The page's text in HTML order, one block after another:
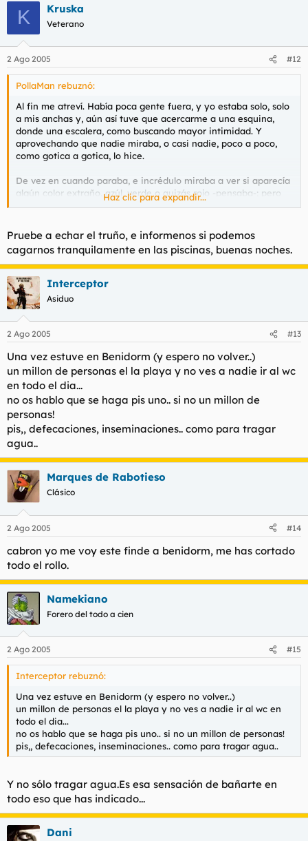
K Kruska
Veterano
2 Ago 2005 #12
PollaMan rebuznó:
Al fin me atreví. Había poca gente fuera, y yo estaba solo, solo
a mis anchas y, aún así tuve que acercarme a una esquina,
donde una escalera, como buscando mayor intimidad. Y
aprovechando que nadie miraba, o casi nadie, poco a poco,
como gotica a gotica, lo hice.
De vez en cuando paraba, e incrédulo miraba a ver si aparecía
algún color extraño, azúl, verde o quizás rojo -pensaba-; pero
no, no salía nada más que lo que tenía que salir.
Sí, al final me he atrevido a mear en una piscina de esas de
club. Y he podido ratificar lo que pensaba, que no sale ningún
líquido azúl ni de ningún otro color que identifique al
minjitador/a. Que son todo leyendas que funcionan mejor que
ninguna otra norma; cohibiendo la sana libertad de mearte en
la piscina, y más al precio que sale.
Y es que yo donde pago, cago.
Haz clic para expandir...
Pruebe a echar el truño, e informenos si podemos
cagarnos tranquilamente en las piscinas, buenas noches.
Interceptor
Asiduo
2 Ago 2005 #13
Una vez estuve en Benidorm (y espero no volver..)
un millon de personas el la playa y no ves a nadie ir al wc
en todo el dia...
no os hablo que se haga pis uno.. si no un millon de
personas!
pis,, defecaciones, inseminaciones.. como para tragar
agua..
Marques de Rabotieso
Clásico
2 Ago 2005 #14
cabron yo me voy este finde a benidorm, me has cortado
todo el rollo.
Namekiano
Forero del todo a cien
2 Ago 2005 #15
Interceptor rebuznó:
Una vez estuve en Benidorm (y espero no volver..)
un millon de personas el la playa y no ves a nadie ir al wc en
todo el dia...
no os hablo que se haga pis uno.. si no un millon de personas!
pis,, defecaciones, inseminaciones.. como para tragar agua..
Y no sólo tragar agua.Es esa sensación de bañarte en
todo eso que has indicado...
Dani